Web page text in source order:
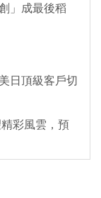
」成最後稻
日頂級客戶切
彩風雲，預